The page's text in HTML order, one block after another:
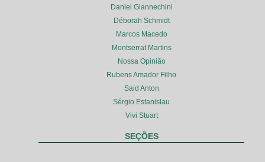
Daniel Giannechini
Déborah Schmidt
Marcos Macedo
Montserrat Martins
Nossa Opinião
Rubens Amador Filho
Said Anton
Sérgio Estanislau
Vivi Stuart
SEÇÕES